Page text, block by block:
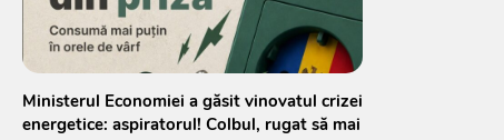
Ministerul Economiei a găsit vinovatul crizei
energetice: aspiratorul! Colbul, rugat să mai